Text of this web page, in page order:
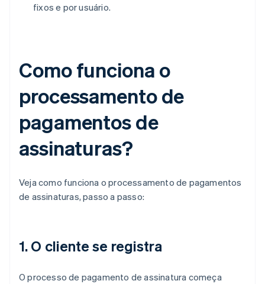
fixos e por usuário.
Como funciona o
processamento de
pagamentos de
assinaturas?
Veja como funciona o processamento de pagamentos
de assinaturas, passo a passo:
1. O cliente se registra
O processo de pagamento de assinatura começa